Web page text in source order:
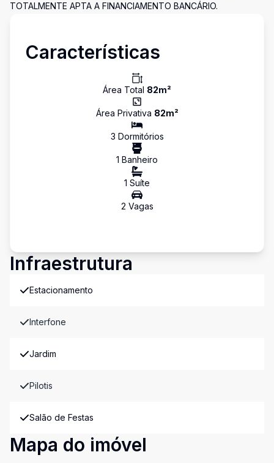
TOTALMENTE APTA A FINANCIAMENTO BANCÁRIO.
Características
Área Total 82m²
Área Privativa 82m²
3 Dormitórios
1 Banheiro
1 Suíte
2 Vagas
Infraestrutura
Estacionamento
Interfone
Jardim
Pilotis
Salão de Festas
Mapa do imóvel